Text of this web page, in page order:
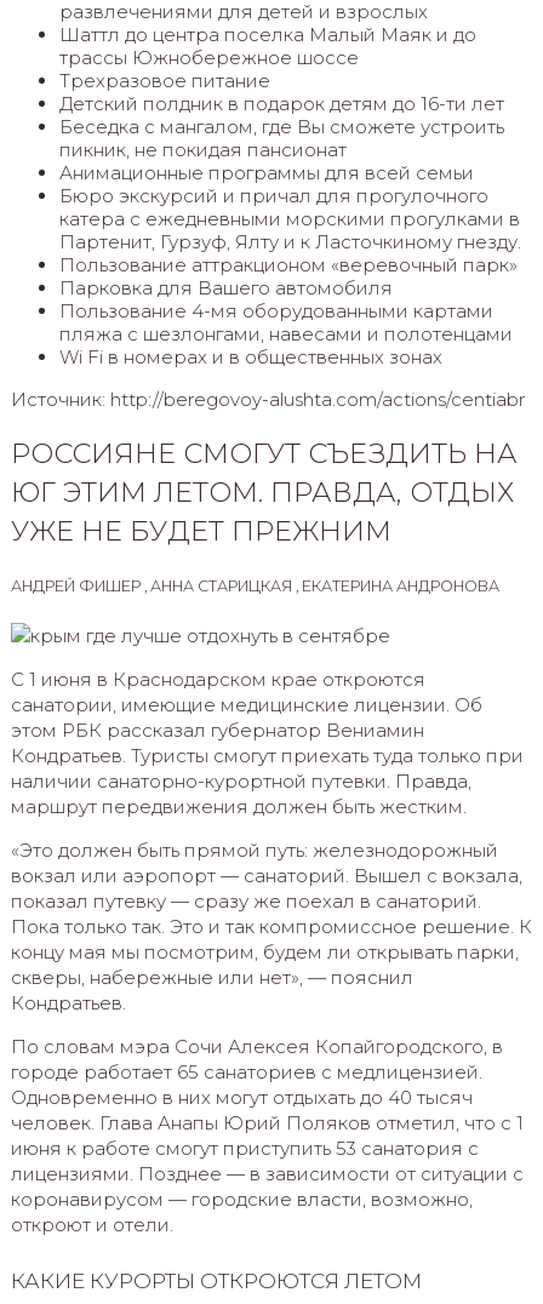
развлечениями для детей и взрослых
Шаттл до центра поселка Малый Маяк и до
трассы Южнобережное шоссе
Трехразовое питание
Детский полдник в подарок детям до 16-ти лет
Беседка с мангалом, где Вы сможете устроить
пикник, не покидая пансионат
Анимационные программы для всей семьи
Бюро экскурсий и причал для прогулочного
катера с ежедневными морскими прогулками в
Партенит, Гурзуф, Ялту и к Ласточкиному гнезду.
Пользование аттракционом «веревочный парк»
Парковка для Вашего автомобиля
Пользование 4-мя оборудованными картами
пляжа с шезлонгами, навесами и полотенцами
Wi Fi в номерах и в общественных зонах
Источник: http://beregovoy-alushta.com/actions/centiabr
РОССИЯНЕ СМОГУТ СЪЕЗДИТЬ НА
ЮГ ЭТИМ ЛЕТОМ. ПРАВДА, ОТДЫХ
УЖЕ НЕ БУДЕТ ПРЕЖНИМ
АНДРЕЙ ФИШЕР , АННА СТАРИЦКАЯ , ЕКАТЕРИНА АНДРОНОВА
С 1 июня в Краснодарском крае откроются
санатории, имеющие медицинские лицензии. Об
этом РБК рассказал губернатор Вениамин
Кондратьев. Туристы смогут приехать туда только при
наличии санаторно-курортной путевки. Правда,
маршрут передвижения должен быть жестким.
«Это должен быть прямой путь: железнодорожный
вокзал или аэропорт — санаторий. Вышел с вокзала,
показал путевку — сразу же поехал в санаторий.
Пока только так. Это и так компромиссное решение. К
концу мая мы посмотрим, будем ли открывать парки,
скверы, набережные или нет», — пояснил
Кондратьев.
По словам мэра Сочи Алексея Копайгородского, в
городе работает 65 санаториев с медлицензией.
Одновременно в них могут отдыхать до 40 тысяч
человек. Глава Анапы Юрий Поляков отметил, что с 1
июня к работе смогут приступить 53 санатория с
лицензиями. Позднее — в зависимости от ситуации с
коронавирусом — городские власти, возможно,
откроют и отели.
КАКИЕ КУРОРТЫ ОТКРОЮТСЯ ЛЕТОМ